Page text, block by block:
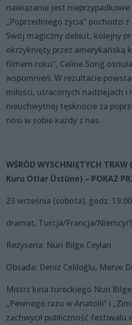
nawiązanie jest
„Poprzedniego życia" pochodzi
Swój magiczny debiut, kolejny
okrzyknięty przez amerykańską
filmem roku", Celine Song
wspomnień. W rezultacie
miłości, utraconych nadziejach i
nieuchwytnej tęsknocie za
nosi w sobie każdy z nas.
WŚRÓD WYSCHNIĘTYCH
Kuru Otlar Üstüne) – POKAZ
23 września (sobota), godz. 19:00
dramat, Turcja/Francja/Niemcy/
Reżyseria: Nuri Bilge Ceylan
Obsada: Deniz Celiloğlu, Merve
Mistrz kina tureckiego Nuri Bilge
„Pewnego razu w Anatolii” i
zachwycił publiczność festiwalu